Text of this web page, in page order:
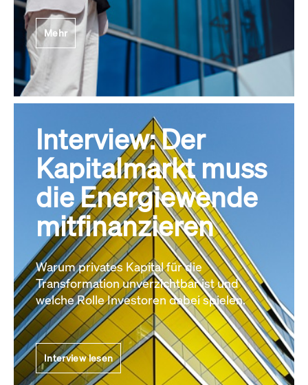
Mehr
Interview: Der
Kapitalmarkt muss
die Energiewende
mitfinanzieren
Warum privates Kapital für die
Transformation unverzichtbar ist und
welche Rolle Investoren dabei spielen.
Interview lesen